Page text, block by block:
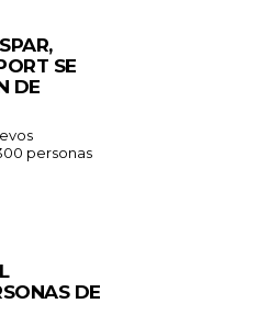
SE
DE
personas
DE